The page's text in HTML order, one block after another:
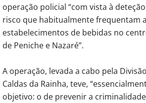
operação policial “com vista à
risco que habitualmente frequentam
estabelecimentos de bebidas no
de Peniche e Nazaré”.
A operação, levada a cabo pela
Caldas da Rainha, teve,
objetivo: o de prevenir a